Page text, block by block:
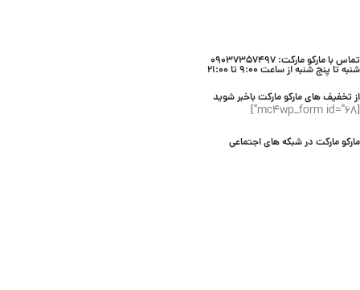
تماس با مارکو مارکت: 09037357497
شنبه تا پنج شنبه از ساعت 9:00 تا 21:00
از تخفیف های مارکو مارکت باخبر شوید
[mc4wp_form id="68"]
مارکو مارکت در شبکه های اجتماعی